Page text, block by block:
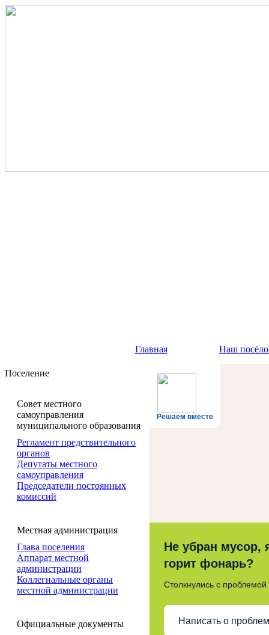
Главная Наш
Поселение
Совет местного
самоуправления
муниципального образования
Регламент предствительного
органов
Депутаты местного
самоуправления
Председатели постоянных
комиссий
Местная администрация
Глава поселения
Аппарат местной
администрации
Коллегиальные органы
местной администрации
Официальные документы
Решаем вместе
Не убран мусор,
горит фонарь?
Столкнулись с
Написать о